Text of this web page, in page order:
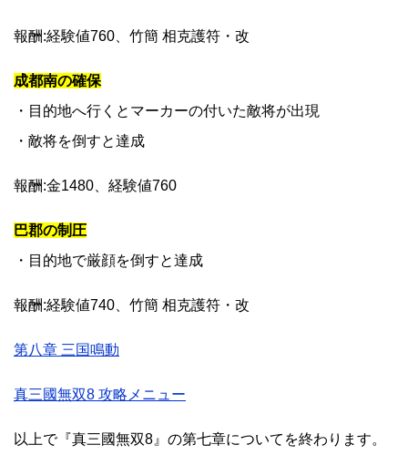
報酬:経験値760、竹簡 相克護符・改
成都南の確保
・目的地へ行くとマーカーの付いた敵将が出現
・敵将を倒すと達成
報酬:金1480、経験値760
巴郡の制圧
・目的地で厳顔を倒すと達成
報酬:経験値740、竹簡 相克護符・改
第八章 三国鳴動
真三國無双8 攻略メニュー
以上で『真三國無双8』の第七章についてを終わります。